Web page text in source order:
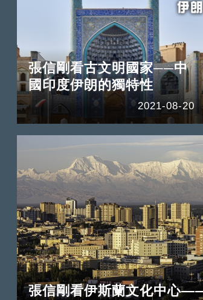
張信剛看古文明國家──中
國印度伊朗的獨特性
2021-08-20
張信剛看伊斯蘭文化中心